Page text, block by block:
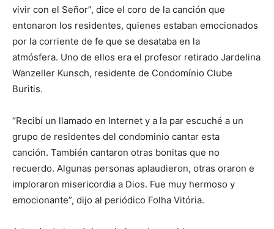
vivir con el Señor”, dice el coro de la canción que
entonaron los residentes, quienes estaban emocionados
por la corriente de fe que se desataba en la
atmósfera. Uno de ellos era el profesor retirado Jardelina
Wanzeller Kunsch, residente de Condomínio Clube
Buritis.
“Recibí un llamado en Internet y a la par escuché a un
grupo de residentes del condominio cantar esta
canción. También cantaron otras bonitas que no
recuerdo. Algunas personas aplaudieron, otras oraron e
imploraron misericordia a Dios. Fue muy hermoso y
emocionante”, dijo al periódico Folha Vitória.